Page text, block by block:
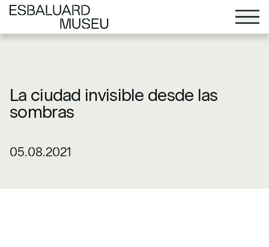
La ciudad invisible desde las
sombras
05.08.2021